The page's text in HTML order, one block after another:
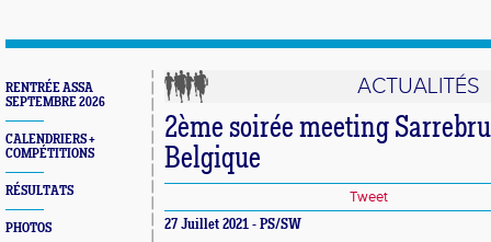
RENTRÉE ASSA
SEPTEMBRE 2026
CALENDRIERS +
COMPÉTITIONS
RÉSULTATS
PHOTOS
ACTUALITÉS
2ème soirée meeting
Belgique
Tweet
27 Juillet 2021 - PS/SW